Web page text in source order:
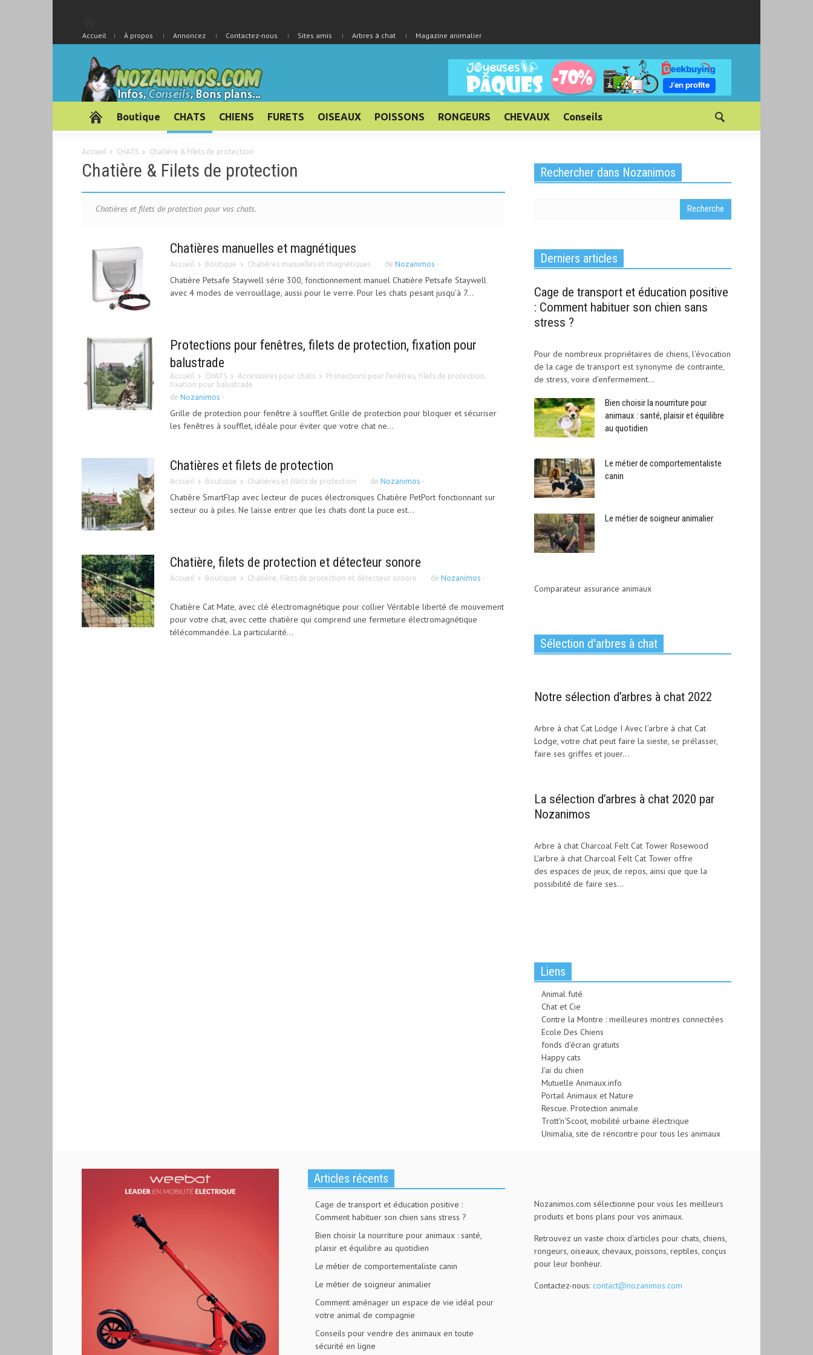
Accueil À propos Annoncez Contactez-nous Sites amis Arbres à chat Magazine animalier
Boutique CHATS CHIENS FURETS OISEAUX POISSONS RONGEURS CHEVAUX Conseils
Accueil CHATS Chatière & Filets de protection
Chatière & Filets de protection
Chatières et filets de protection pour vos chats.
Chatières manuelles et magnétiques
Accueil Boutique Chatières manuelles et magnétiques de Nozanimos -
Chatière Petsafe Staywell série 300, fonctionnement manuel Chatière Petsafe Staywell
avec 4 modes de verrouillage, aussi pour le verre. Pour les chats pesant jusqu'à 7...
Protections pour fenêtres, filets de protection, fixation pour
balustrade
Accueil CHATS Accessoires pour chats
Protections pour fenêtres, filets de protection,
fixation pour balustrade
de Nozanimos -
Grille de protection pour fenêtre à soufflet Grille de protection pour bloquer et sécuriser
les fenêtres à soufflet, idéale pour éviter que votre chat ne...
Chatières et filets de protection
Accueil Boutique Chatières et filets de protection de Nozanimos -
Chatière SmartFlap avec lecteur de puces électroniques Chatière PetPort fonctionnant sur
secteur ou à piles. Ne laisse entrer que les chats dont la puce est...
Chatière, filets de protection et détecteur sonore
Accueil Boutique Chatière, filets de protection et détecteur sonore de Nozanimos -
Chatière Cat Mate, avec clé électromagnétique pour collier Véritable liberté de mouvement
pour votre chat, avec cette chatière qui comprend une fermeture électromagnétique
télécommandée. La particularité...
Rechercher dans Nozanimos
Derniers articles
Cage de transport et éducation positive
: Comment habituer son chien sans
stress ?
Pour de nombreux propriétaires de chiens, l'évocation
de la cage de transport est synonyme de contrainte,
de stress, voire d'enfermement...
Bien choisir la nourriture pour
animaux : santé, plaisir et équilibre
au quotidien
Le métier de comportementaliste
canin
Le métier de soigneur animalier
Comparateur assurance animaux
Sélection d'arbres à chat
Notre sélection d’arbres à chat 2022
Arbre à chat Cat Lodge I Avec l’arbre à chat Cat
Lodge, votre chat peut faire la sieste, se prélasser,
faire ses griffes et jouer...
La sélection d’arbres à chat 2020 par
Nozanimos
Arbre à chat Charcoal Felt Cat Tower Rosewood
L'arbre à chat Charcoal Felt Cat Tower offre
des espaces de jeux, de repos, ainsi que que la
possibilité de faire ses...
Liens
Animal futé
Chat et Cie
Contre la Montre : meilleures montres connectées
Ecole Des Chiens
fonds d'écran gratuits
Happy cats
J'ai du chien
Mutuelle Animaux.info
Portail Animaux et Nature
Rescue. Protection animale
Trott'n'Scoot, mobilité urbaine électrique
Unimalia, site de rencontre pour tous les animaux
Articles récents
Cage de transport et éducation positive :
Comment habituer son chien sans stress ?
Bien choisir la nourriture pour animaux : santé,
plaisir et équilibre au quotidien
Le métier de comportementaliste canin
Le métier de soigneur animalier
Comment aménager un espace de vie idéal pour
votre animal de compagnie
Conseils pour vendre des animaux en toute
sécurité en ligne
Nozanimos.com sélectionne pour vous les meilleurs
produits et bons plans pour vos animaux.
Retrouvez un vaste choix d'articles pour chats, chiens,
rongeurs, oiseaux, chevaux, poissons, reptiles, conçus
pour leur bonheur.
Contactez-nous:contact@nozanimos.com